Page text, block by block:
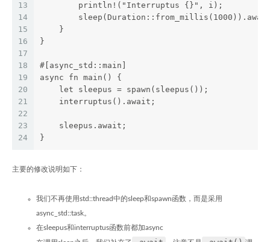
13
14
15
16
17
18
19
20
21
22
23
24
        println!("Interruptus {}", i);
    }
}
#[async_std::main]
async fn main() {
    let sleepus = spawn(sleepus());
    interruptus().await;
    sleepus.await;
}
主要的修改说明如下：
我们不再使用std::thread中的sleep和spawn函数，而是采用
async_std::task。
在sleepus和interruptus函数前都加async